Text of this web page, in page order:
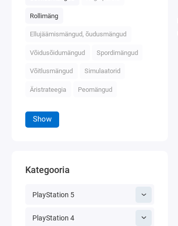
Rollimäng
Ellujäämismängud, õudusmängud
Võidusõidumängud Spordimängud
Võitlusmängud Simulaatorid
Äristrateegia Peomängud
Show
Kategooria
PlayStation 5
PlayStation 4